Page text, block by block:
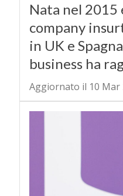
Nata nel 2015
company
in UK e
business ha
Aggiornato il 10 Mar